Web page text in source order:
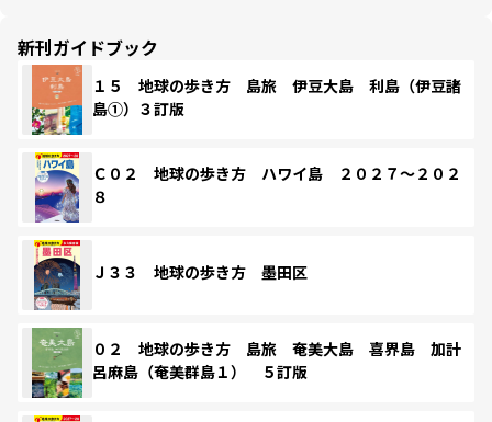
新刊ガイドブック
１５ 地球の歩き方 島旅 伊豆大島 利島（伊豆諸
島①）３訂版
Ｃ０２ 地球の歩き方 ハワイ島 ２０２７～２０２
８
Ｊ３３ 地球の歩き方 墨田区
０２ 地球の歩き方 島旅 奄美大島 喜界島 加計
呂麻島（奄美群島１） ５訂版